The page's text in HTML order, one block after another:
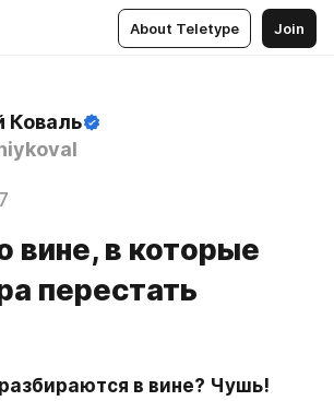
About Teletype Join
Коваль
вине, в которые
перестать
в вине? Чушь!